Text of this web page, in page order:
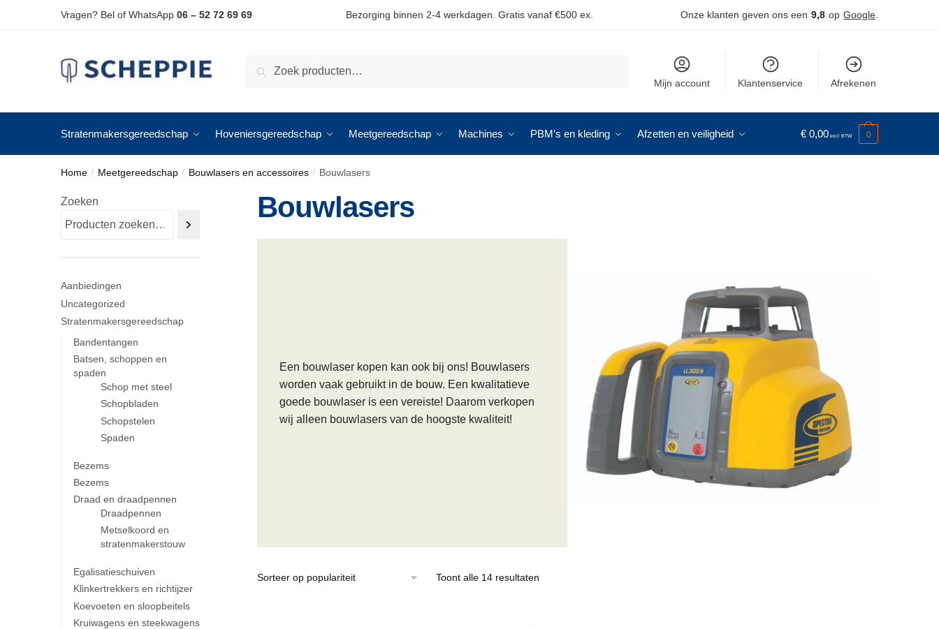
Vragen? Bel of WhatsApp 06 – 52 72 69 69 Bezorging binnen 2-4 werkdagen. Gratis vanaf €500 ex. Onze klanten geven ons een 9,8 op Google
Zoeken
Mijn account Klantenservice Afrekenen
Stratenmakersgereedschap Hoveniersgereedschap Meetgereedschap Machines PBM’s en kleding Afzetten en veiligheid € 0,00 0
Home / Meetgereedschap / Bouwlasers en accessoires / Bouwlasers
Bouwlasers
Een bouwlaser kopen kan ook bij ons! Bouwlasers
worden vaak gebruikt in de bouw. Een kwalitatieve
goede bouwlaser is een vereiste! Daarom verkopen
wij alleen bouwlasers van de hoogste kwaliteit!
Toont alle 14 resultatenGesorteerd
Zoeken
Aanbiedingen
Uncategorized
Stratenmakersgereedschap
Bandentangen
Batsen, schoppen en
spaden
Schop met steel
Schopbladen
Schopstelen
Spaden
Bezems
Bezems
Draad en draadpennen
Draadpennen
Metselkoord en
stratenmakerstouw
Egalisatieschuiven
Klinkertrekkers en richtijzer
Koevoeten en sloopbeitels
Kruiwagens en steekwagens